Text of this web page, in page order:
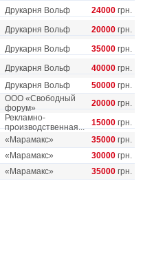
Друкарня Вольф 24000 грн.
Друкарня Вольф 20000 грн.
Друкарня Вольф 35000 грн.
Друкарня Вольф 40000 грн.
Друкарня Вольф 50000 грн.
ООО «Свободный
форум»
20000 грн.
Рекламно-
производственная...
15000 грн.
«Марамакс» 35000 грн.
«Марамакс» 30000 грн.
«Марамакс» 35000 грн.